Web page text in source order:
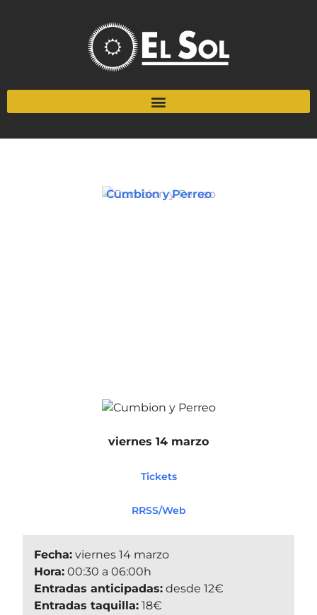
Cumbion y Perreo
viernes 14 marzo
Tickets
RRSS/Web
Fecha: viernes 14 marzo
Hora: 00:30 a 06:00h
Entradas anticipadas: desde 12€
Entradas taquilla: 18€